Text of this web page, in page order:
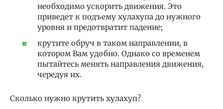
необходимо ускорить движения. Это
приведет к подъему хулахупа до нужного
уровня и предотвратит падение;
крутите обруч в таком направлении, в
котором Вам удобно. Однако со временем
пытайтесь менять направления движения,
чередуя их.
Сколько нужно крутить хулахуп?